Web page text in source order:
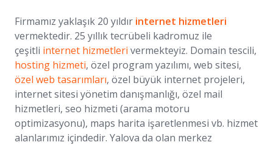
Firmamız yaklaşık 20 yıldır internet hizmetleri
vermektedir. 25 yıllık tecrübeli kadromuz ile
çeşitli internet hizmetleri vermekteyiz. Domain tescili,
hosting hizmeti, özel program yazılımı, web sitesi,
özel web tasarımları, özel büyük internet projeleri,
internet sitesi yönetim danışmanlığı, özel mail
hizmetleri, seo hizmeti (arama motoru
optimizasyonu), maps harita işaretlenmesi vb. hizmet
alanlarımız içindedir. Yalova da olan merkez